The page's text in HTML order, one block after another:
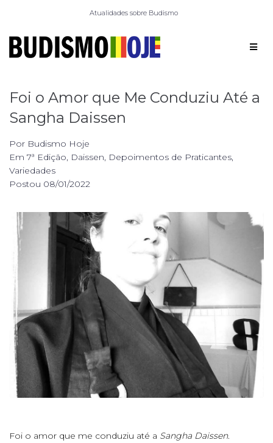
Atualidades sobre Budismo
Foi o Amor que Me Conduziu Até a
Sangha Daissen
Por Budismo Hoje
Em 7ª Edição, Daissen, Depoimentos de Praticantes,
Variedades
Postou 08/01/2022
Foi o amor que me conduziu até a Sangha Daissen.